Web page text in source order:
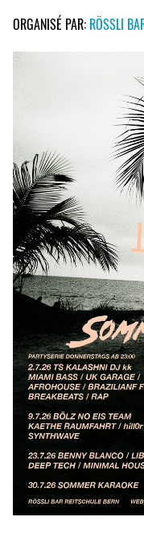
ORGANISÉ PAR: RÖSSLI